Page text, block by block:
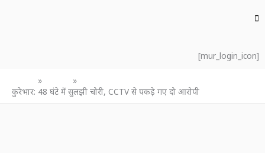
[mur_login_icon]
कुरेभार: 48 घंटे में सुलझी चोरी, CCTV से पकड़े गए दो आरोपी